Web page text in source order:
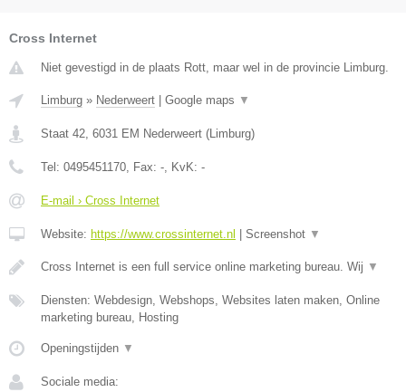
Cross Internet
Niet gevestigd in de plaats Rott, maar wel in de provincie Limburg.
Limburg » Nederweert | Google maps ▼
Staat 42 6031 EM Nederweert (Limburg)
Tel: 0495451170 , Fax: - , KvK: -
E-mail › Cross Internet
Website: https://www.crossinternet.nl | Screenshot ▼
Cross Internet is een full service online marketing bureau. Wij ▼
Diensten: Webdesign, Webshops, Websites laten maken, Online
marketing bureau, Hosting
Openingstijden ▼
Sociale media: